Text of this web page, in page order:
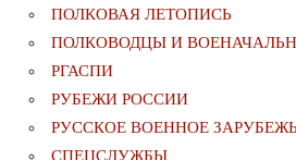
ПОЛКОВАЯ ЛЕТОПИСЬ
ПОЛКОВОДЦЫ И
РГАСПИ
РУБЕЖИ РОССИИ
РУССКОЕ ВОЕННОЕ
СПЕЦСЛУЖБЫ